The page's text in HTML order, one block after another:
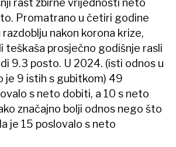
Promatrano u četiri godine
nakon korona krize,
teškaša prosječno godišnje rasli
9.3 posto. U 2024. (isti odnos u
je 9 istih s gubitkom) 49
s neto dobiti, a 10 s neto
značajno bolji odnos nego što
je 15 poslovalo s neto